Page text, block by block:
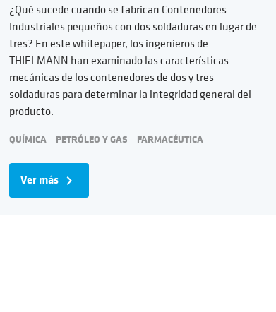
¿Qué sucede cuando se fabrican Contenedores
Industriales pequeños con dos soldaduras en lugar de
tres? En este whitepaper, los ingenieros de
THIELMANN han examinado las características
mecánicas de los contenedores de dos y tres
soldaduras para determinar la integridad general del
producto.
QUÍMICA PETRÓLEO Y GAS FARMACÉUTICA
Ver más navigate_next